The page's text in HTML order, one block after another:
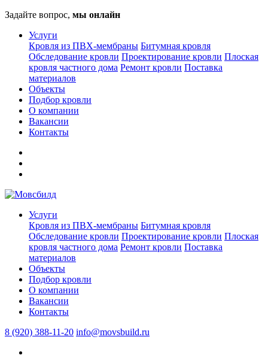
Задайте вопрос, мы онлайн
Услуги
Кровля из ПВХ-мембраны Битумная кровля
Обследование кровли Проектирование кровли Плоская
кровля частного дома Ремонт кровли Поставка
материалов
Объекты
Подбор кровли
О компании
Вакансии
Контакты
Услуги
Кровля из ПВХ-мембраны Битумная кровля
Обследование кровли Проектирование кровли Плоская
кровля частного дома Ремонт кровли Поставка
материалов
Объекты
Подбор кровли
О компании
Вакансии
Контакты
8 (920) 388-11-20 info@movsbuild.ru